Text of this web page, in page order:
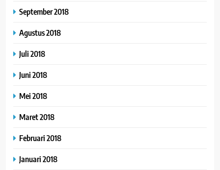
September 2018
Agustus 2018
Juli 2018
Juni 2018
Mei 2018
Maret 2018
Februari 2018
Januari 2018